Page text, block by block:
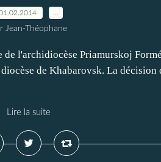
Jean-Théophane
l'archidiocèse Priamurskoj
de Khabarovsk. La décision
Lire la suite